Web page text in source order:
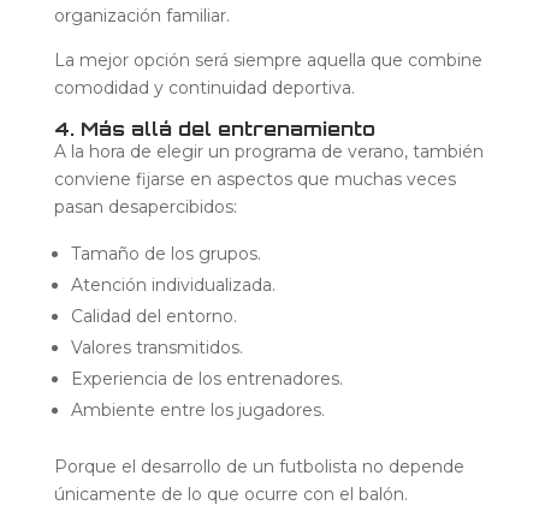
organización familiar.
La mejor opción será siempre aquella que combine
comodidad y continuidad deportiva.
4. Más allá del entrenamiento
A la hora de elegir un programa de verano, también
conviene fijarse en aspectos que muchas veces
pasan desapercibidos:
Tamaño de los grupos.
Atención individualizada.
Calidad del entorno.
Valores transmitidos.
Experiencia de los entrenadores.
Ambiente entre los jugadores.
Porque el desarrollo de un futbolista no depende
únicamente de lo que ocurre con el balón.